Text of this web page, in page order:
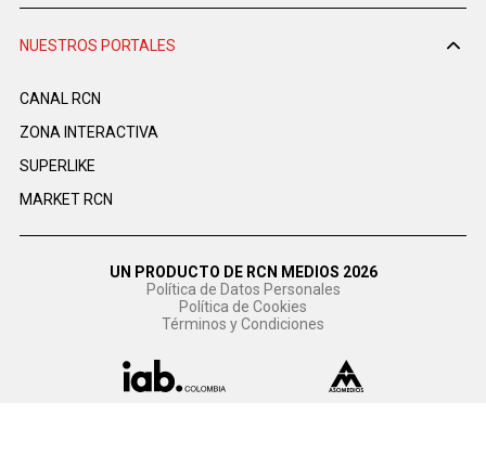
NUESTROS PORTALES
CANAL RCN
ZONA INTERACTIVA
SUPERLIKE
MARKET RCN
UN PRODUCTO DE RCN MEDIOS 2026
Política de Datos Personales
Política de Cookies
Términos y Condiciones